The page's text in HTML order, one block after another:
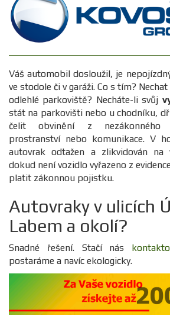
Váš automobil dosloužil, je
ve stodole či v garáži. Co s tím?
odlehlé parkoviště? Necháte-li svůj
stát na parkovišti nebo u chodníku,
čelit obvinění z nezákonného
prostranství nebo komunikace. V
autovrak odtažen a zlikvidován na
dokud není vozidlo vyřazeno z
platit zákonnou pojistku.
Autovraky v ulicích
Labem a okolí?
Snadné řešení. Stačí nás
postaráme a navíc ekologicky.